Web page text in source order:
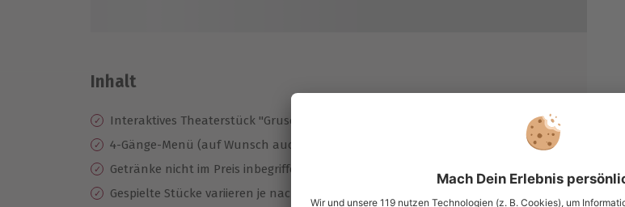
Inhalt
Interaktives Theaterstück "Gruseldinner"
4-Gänge-Menü (auf Wunsch auch vegetarisch möglich)
Getränke nicht im Preis inbegriffen
Gespielte Stücke variieren je nach Termin